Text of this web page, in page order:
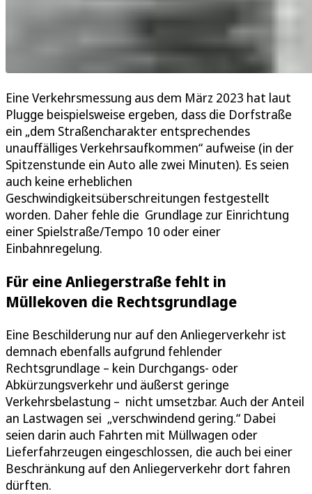
Eine Verkehrsmessung aus dem März 2023 hat laut
Plugge beispielsweise ergeben, dass die Dorfstraße
ein „dem Straßencharakter entsprechendes
unauffälliges Verkehrsaufkommen“ aufweise (in der
Spitzenstunde ein Auto alle zwei Minuten). Es seien
auch keine erheblichen
Geschwindigkeitsüberschreitungen festgestellt
worden. Daher fehle die Grundlage zur Einrichtung
einer Spielstraße/Tempo 10 oder einer
Einbahnregelung.
Für eine Anliegerstraße fehlt in
Müllekoven die Rechtsgrundlage
Eine Beschilderung nur auf den Anliegerverkehr ist
demnach ebenfalls aufgrund fehlender
Rechtsgrundlage – kein Durchgangs- oder
Abkürzungsverkehr und äußerst geringe
Verkehrsbelastung – nicht umsetzbar. Auch der Anteil
an Lastwagen sei „verschwindend gering.“ Dabei
seien darin auch Fahrten mit Müllwagen oder
Lieferfahrzeugen eingeschlossen, die auch bei einer
Beschränkung auf den Anliegerverkehr dort fahren
dürften.